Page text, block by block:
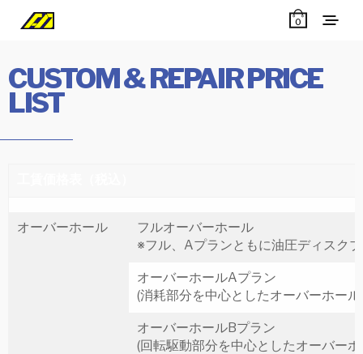
0
CUSTOM & REPAIR PRICE
LIST
オーバーホール
フルオーバーホール
※フル、Aプランともに油圧ディスク
オーバーホールAプラン
(消耗部分を中心としたオーバーホー
オーバーホールBプラン
(回転駆動部分を中心としたオーバー